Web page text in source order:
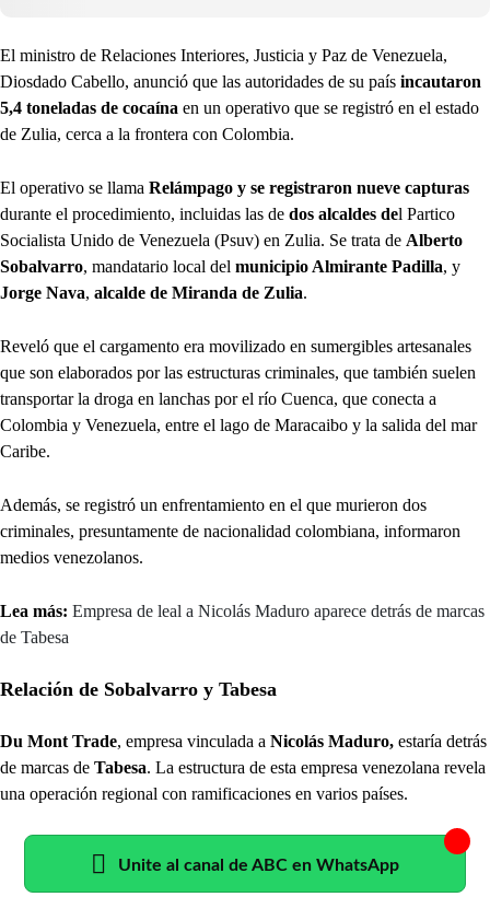
El ministro de Relaciones Interiores, Justicia y Paz de Venezuela,
Diosdado Cabello, anunció que las autoridades de su país incautaron
5,4 toneladas de cocaína en un operativo que se registró en el estado
de Zulia, cerca a la frontera con Colombia.
El operativo se llama Relámpago y se registraron nueve capturas
durante el procedimiento, incluidas las de dos alcaldes del Partico
Socialista Unido de Venezuela (Psuv) en Zulia. Se trata de Alberto
Sobalvarro, mandatario local del municipio Almirante Padilla, y
Jorge Nava, alcalde de Miranda de Zulia.
Reveló que el cargamento era movilizado en sumergibles artesanales
que son elaborados por las estructuras criminales, que también suelen
transportar la droga en lanchas por el río Cuenca, que conecta a
Colombia y Venezuela, entre el lago de Maracaibo y la salida del mar
Caribe.
Además, se registró un enfrentamiento en el que murieron dos
criminales, presuntamente de nacionalidad colombiana, informaron
medios venezolanos.
Lea más: Empresa de leal a Nicolás Maduro aparece detrás de marcas
de Tabesa
Relación de Sobalvarro y Tabesa
Du Mont Trade, empresa vinculada a Nicolás Maduro, estaría detrás
de marcas de Tabesa. La estructura de esta empresa venezolana revela
una operación regional con ramificaciones en varios países.
Unite al canal de ABC en WhatsApp